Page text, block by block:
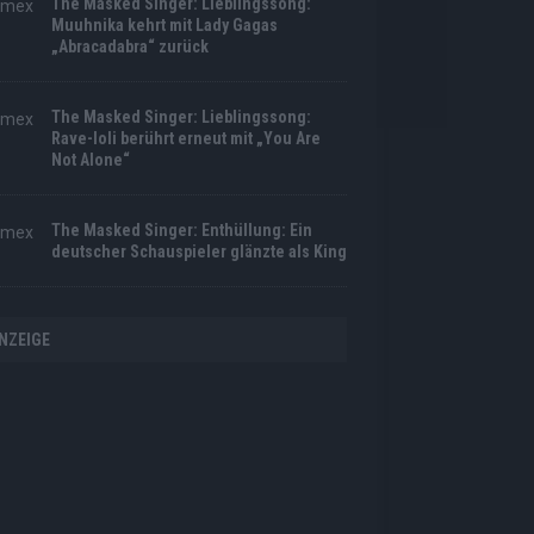
Muuhnika kehrt mit Lady Gagas
„Abracadabra“ zurück
The Masked Singer: Lieblingssong:
Rave-Ioli berührt erneut mit „You Are
Not Alone“
The Masked Singer: Enthüllung: Ein
deutscher Schauspieler glänzte als King